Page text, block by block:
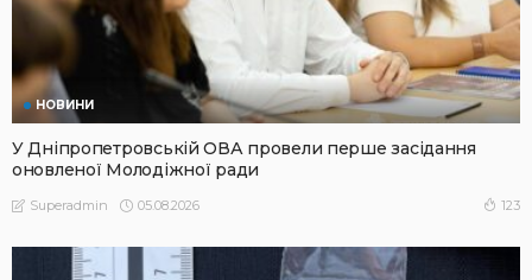
НОВИНИ
У Дніпропетровській ОВА провели перше засідання
оновленої Молодіжної ради
Superadmin 05.08.2026 123